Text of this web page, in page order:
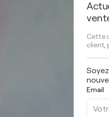
Cette
client,
Email